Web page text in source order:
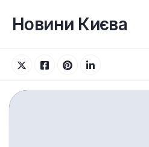
вмістуНовини Києва